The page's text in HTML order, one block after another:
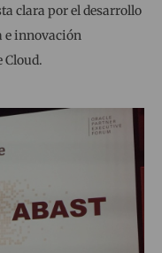
clara por el desarrollo
e innovación
Cloud.